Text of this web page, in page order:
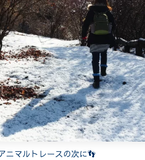
ニマルトレースの次に👣